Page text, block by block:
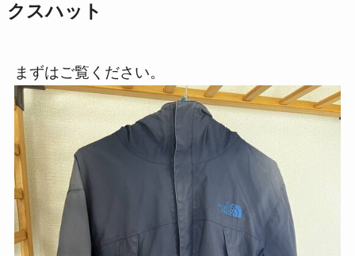
クスハット
まずはご覧ください。